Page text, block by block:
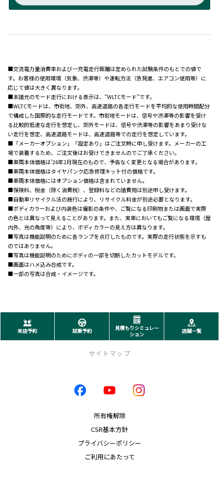
■交流電力量消費率および一充電走行距離は定められた試験条件のもとでの値で
す。お客様の使用環境（気象、渋滞等）や運転方法（急発進、エアコン使用等）に
応じて値は大きく異なります。
■本諸元のモード走行における表示は、“WLTCモード”です。
■WLTCモードは、市街地、郊外、高速道路の各走行モードを平均的な使用時間配分
で構成した国際的な走行モードです。市街地モードは、信号や渋滞等の影響を受け
る比較的低速な走行を想定し、郊外モードは、信号や渋滞等の影響をあまり受けな
い走行を想定、高速道路モードは、高速道路等での走行を想定しています。
■「メーカーオプション」「設定あり」はご注文時に申し受けます。メーカーの工
場で装着するため、ご注文後はお受けできませんのでご了承ください。
■車両本体価格は'26年2月現在のもので、予告なく変更となる場合があります。
■車両本体価格はタイヤパンク応急修理キット付の価格です。
■車両本体価格にはオプション価格は含まれていません。
■保険料、税金（除く消費税）、登録料などの諸費用は別途申し受けます。
■自動車リサイクル法の施行により、リサイクル料金が別途必要となります。
■ボディカラーおよび内装色は撮影の条件や、ご覧になる印刷物または画面で実際
の色とは異なって見えることがあります。また、実車においてもご覧になる環境（屋
内外、光の角度等）により、ボディカラーの見え方は異なります。
■写真は機能説明のために各ランプを点灯したものです。実際の走行状態を示すも
のではありません。
■写真は機能説明のためにボディの一部を切断したカットモデルです。
■画面はハメ込み合成です。
■一部の写真は合成・イメージです。
来店予約 試乗予約
見積もりシミュレー
ション
店舗一覧
サイトマップ
所有権解除
CSR基本方針
プライバシーポリシー
ご利用にあたって